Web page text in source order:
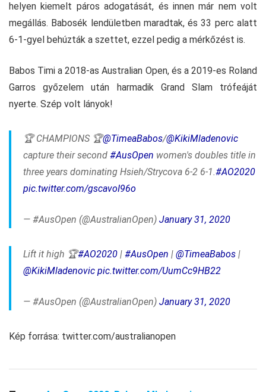
helyen kiemelt páros adogatását, és innen már nem volt
megállás. Babosék lendületben maradtak, és 33 perc alatt
6-1-gyel behúzták a szettet, ezzel pedig a mérkőzést is.
Babos Timi a 2018-as Australian Open, és a 2019-es Roland
Garros győzelem után harmadik Grand Slam trófeáját
nyerte. Szép volt lányok!
🏆 CHAMPIONS 🏆@TimeaBabos/@KikiMladenovic
capture their second #AusOpen women's doubles title in
three years dominating Hsieh/Strycova 6-2 6-1.#AO2020
pic.twitter.com/gscavoI96o
— #AusOpen (@AustralianOpen) January 31, 2020
Lift it high 🏆#AO2020 | #AusOpen | @TimeaBabos |
@KikiMladenovic pic.twitter.com/UumCc9HB22
— #AusOpen (@AustralianOpen) January 31, 2020
Kép forrása: twitter.com/australianopen